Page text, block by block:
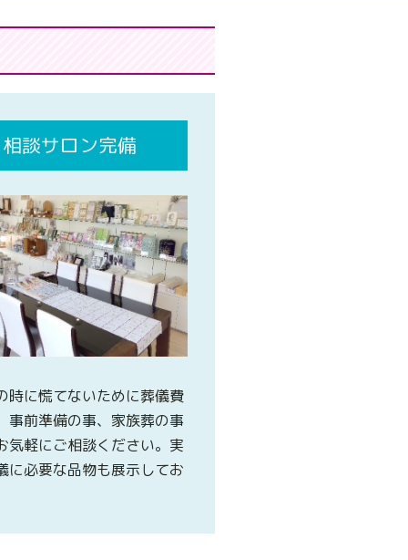
相談サロン完備
時に慌てないために葬儀費
事前準備の事、家族葬の事
気軽にご相談ください。実
に必要な品物も展示してお